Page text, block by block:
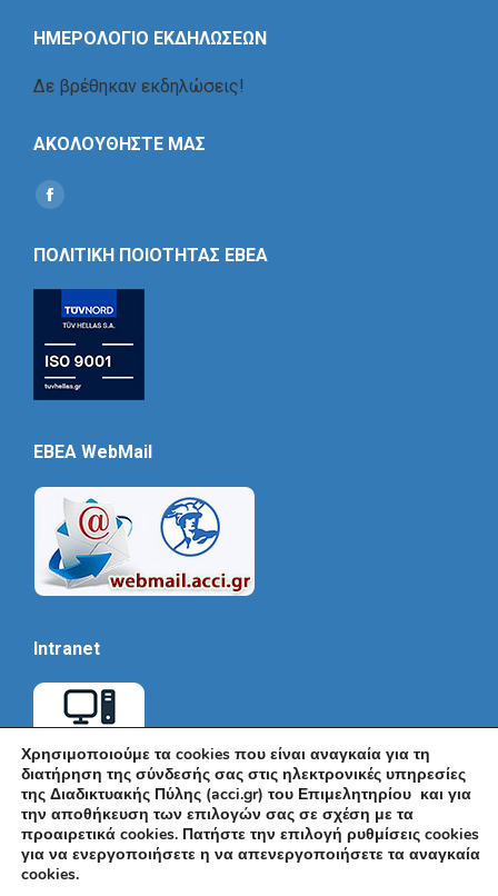
ΗΜΕΡΟΛΟΓΙΟ ΕΚΔΗΛΩΣΕΩΝ
Δε βρέθηκαν εκδηλώσεις!
ΑΚΟΛΟΥΘΗΣΤΕ ΜΑΣ
Find us on:
Social
ΠΟΛΙΤΙΚΗ ΠΟΙΟΤΗΤΑΣ ΕΒΕΑ
EBEA WebMail
Intranet
© Εμπορικό και Βιομηχανικό Επιμελητήριο Αθηνών 2026 |
Χρησιμοποιούμε τα cookies που είναι αναγκαία για τη
διατήρηση της σύνδεσής σας στις ηλεκτρονικές υπηρεσίες
της Διαδικτυακής Πύλης (acci.gr) του Επιμελητηρίου και για
την αποθήκευση των επιλογών σας σε σχέση με τα
προαιρετικά cookies. Πατήστε την επιλογή ρυθμίσεις cookies
για να ενεργοποιήσετε η να απενεργοποιήσετε τα αναγκαία
cookies.